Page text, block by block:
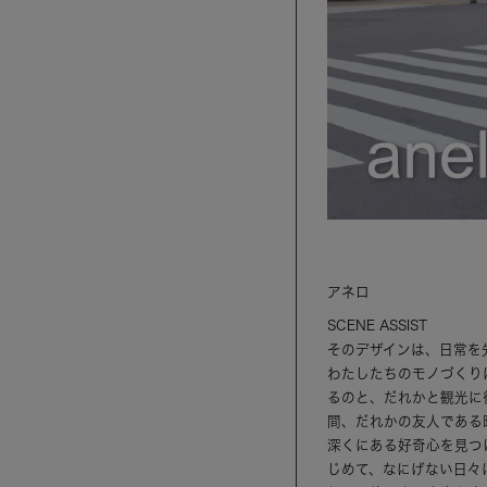
アネロ
SCENE ASSIST
そのデザインは、日常を
わたしたちのモノづく
るのと、だれかと観光
間、だれかの友人であ
深くにある好奇心を見
じめて、なにげない日